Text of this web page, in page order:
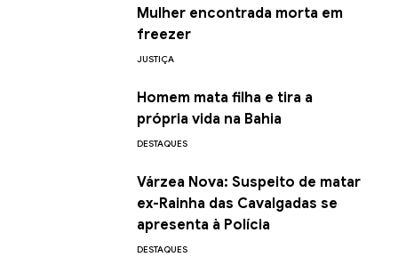
Mulher encontrada morta em
freezer
JUSTIÇA
Homem mata filha e tira a
própria vida na Bahia
DESTAQUES
Várzea Nova: Suspeito de matar
ex-Rainha das Cavalgadas se
apresenta à Polícia
DESTAQUES